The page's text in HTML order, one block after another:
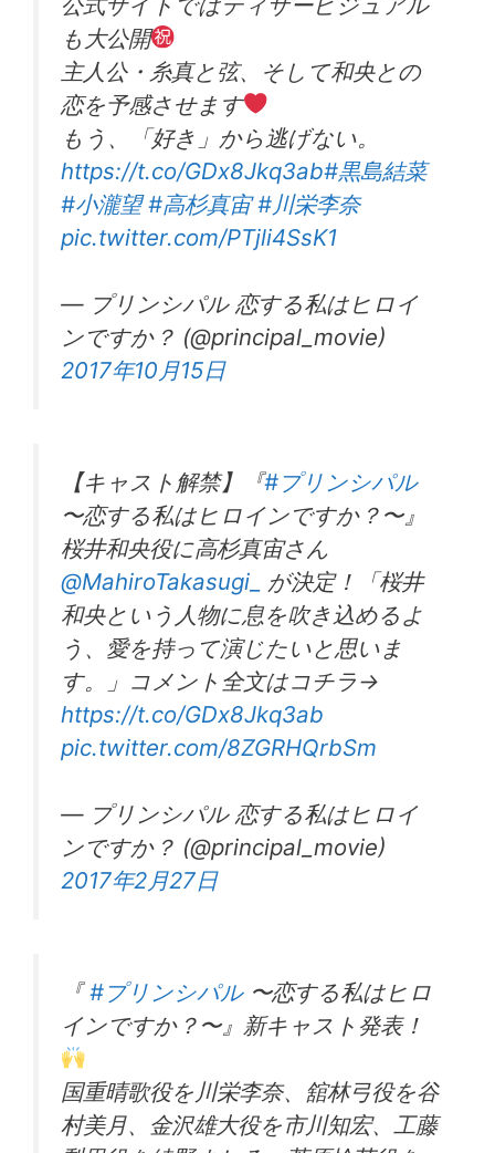
も大公開
主人公・糸真と弦、そして和央との
恋を予感させます
もう、「好き」から逃げない。
https://t.co/GDx8Jkq3ab#黒島結菜
#小瀧望 #高杉真宙 #川栄李奈
pic.twitter.com/PTjli4SsK1
— プリンシパル 恋する私はヒロイ
ンですか？ (@principal_movie)
2017年10月15日
【キャスト解禁】『#プリンシパル
〜恋する私はヒロインですか？〜』
桜井和央役に高杉真宙さん
@MahiroTakasugi_
が決定！「桜井
和央という人物に息を吹き込めるよ
う、愛を持って演じたいと思いま
す。」コメント全文はコチラ→
https://t.co/GDx8Jkq3ab
pic.twitter.com/8ZGRHQrbSm
— プリンシパル 恋する私はヒロイ
ンですか？ (@principal_movie)
2017年2月27日
『#プリンシパル〜恋する私はヒロ
インですか？〜』新キャスト発表！
国重晴歌役を川栄李奈、舘林弓役を谷
村美月、金沢雄大役を市川知宏、工藤